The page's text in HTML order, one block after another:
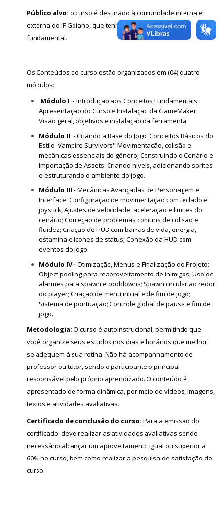
Público alvo: o curso é destinado à comunidade interna e
externa do IF Goiano, que tenha concluído o ensino
fundamental.
Os Conteúdos do curso estão organizados em (04) quatro
módulos:
Módulo I - Introdução aos Conceitos Fundamentais:
Apresentação do Curso e Instalação da GameMaker:
Visão geral, objetivos e instalação da ferramenta.
Módulo II - Criando a Base do Jogo: Conceitos Básicos do
Estilo 'Vampire Survivors': Movimentação, colisão e
mecânicas essenciais do gênero; Construindo o Cenário e
Importação de Assets: Criando níveis, adicionando sprites
e estruturando o ambiente do jogo.
Módulo III - Mecânicas Avançadas de Personagem e
Interface: Configuração de movimentação com teclado e
joystick; Ajustes de velocidade, aceleração e limites do
cenário; Correção de problemas comuns de colisão e
fluidez; Criação de HUD com barras de vida, energia,
estamina e ícones de status; Conexão da HUD com
eventos do jogo.
Módulo IV - Otimização, Menus e Finalização do Projeto:
Object pooling para reaproveitamento de inimigos; Uso de
alarmes para spawn e cooldowns; Spawn circular ao redor
do player; Criação de menu inicial e de fim de jogo;
Sistema de pontuação; Controle global de pausa e fim de
jogo.
Metodologia: O curso é autoinstrucional, permitindo que
você organize seus estudos nos dias e horários que melhor
se adequem à sua rotina. Não há acompanhamento de
professor ou tutor, sendo o participante o principal
responsável pelo próprio aprendizado. O conteúdo é
apresentado de forma dinâmica, por meio de vídeos, imagens,
textos e atividades avaliativas.
Certificado de conclusão do curso: Para a emissão do
certificado deve realizar as atividades avaliativas sendo
necessário alcançar um aproveitamento igual ou superior a
60% no curso, bem como realizar a pesquisa de satisfação do
curso.